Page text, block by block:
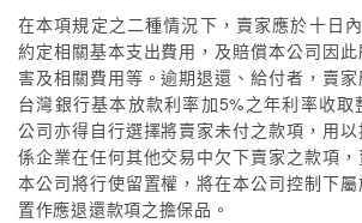
在本項規定之二種情況下，賣家應於十日
約定相關基本支出費用，及賠償本公司因
害及相關費用等。逾期退還、給付者，賣
台灣銀行基本放款利率加5%之年利率收取
公司亦得自行選擇將賣家未付之款項，用
係企業在任何其他交易中欠下賣家之款項，
本公司將行使留置權，將在本公司控制下
置作應退還款項之擔保品。